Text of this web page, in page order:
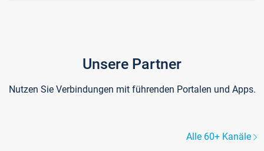
Unsere Partner
Nutzen Sie Verbindungen mit führenden Portalen und Apps.
Alle 60+ Kanäle